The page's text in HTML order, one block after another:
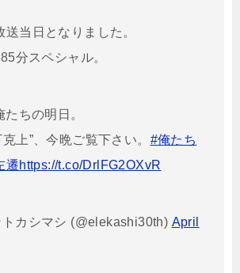
当日となりました。
分スペシャル。
ちの明日。
上”、今晩ご覧下さい。 #俺たち
遷https://t.co/DrlFG2OXvR
カシマシ (@elekashi30th) April